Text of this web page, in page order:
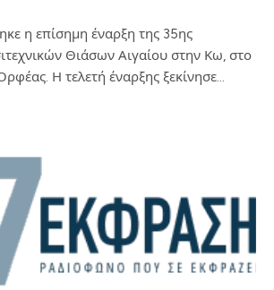
η επίσημη έναρξη της 35ης
Θιάσων Αιγαίου στην Κω, στο
Η τελετή έναρξης ξεκίνησε…